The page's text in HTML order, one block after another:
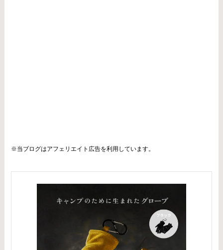
※当ブログはアフェリエイト広告を利用しています。